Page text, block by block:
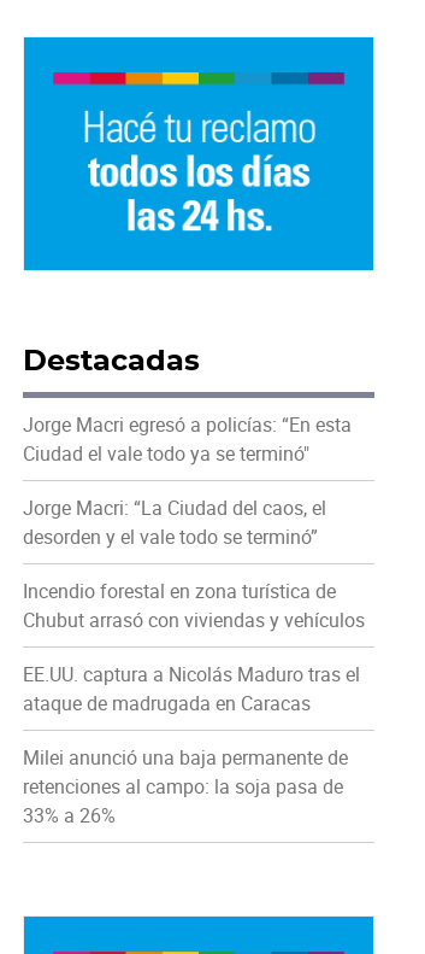
Destacadas
Jorge Macri egresó a policías: “En esta
Ciudad el vale todo ya se terminó"
Jorge Macri: “La Ciudad del caos, el
desorden y el vale todo se terminó”
Incendio forestal en zona turística de
Chubut arrasó con viviendas y vehículos
EE.UU. captura a Nicolás Maduro tras el
ataque de madrugada en Caracas
Milei anunció una baja permanente de
retenciones al campo: la soja pasa de
33% a 26%